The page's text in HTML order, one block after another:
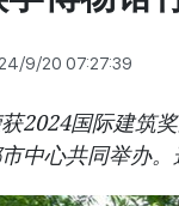
9/20 07:27:39
2024国际建筑
中心共同举办